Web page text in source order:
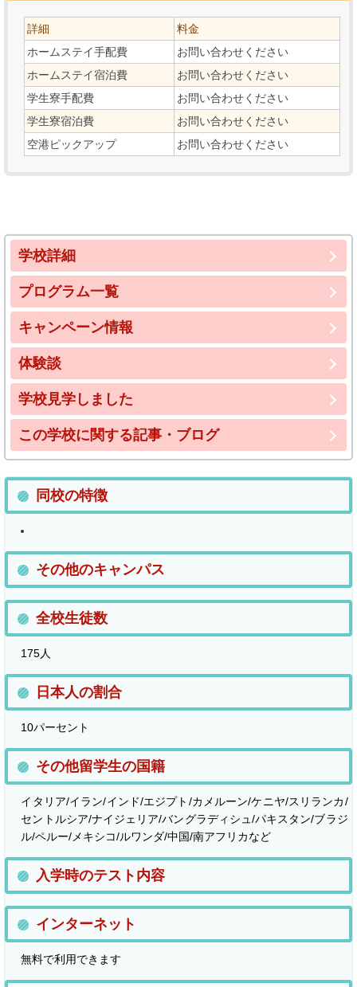
詳細
料金
ホームステイ手配費
お問い合わせください
ホームステイ宿泊費
お問い合わせください
学生寮手配費
お問い合わせください
学生寮宿泊費
お問い合わせください
空港ピックアップ
お問い合わせください
学校詳細
プログラム一覧
キャンペーン情報
体験談
学校見学しました
この学校に関する記事・ブログ
同校の特徴
その他のキャンパス
全校生徒数
175人
日本人の割合
10パーセント
その他留学生の国籍
イタリア/イラン/インド/エジプト/カメルーン/ケニヤ/スリランカ/
セントルシア/ナイジェリア/バングラディシュ/パキスタン/ブラジ
ル/ペルー/メキシコ/ルワンダ/中国/南アフリカなど
入学時のテスト内容
インターネット
無料で利用できます